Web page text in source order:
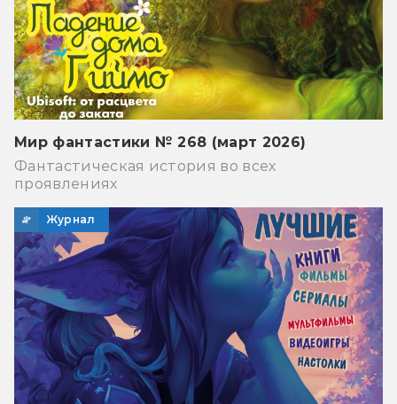
Мир фантастики № 268 (март 2026)
Фантастическая история во всех
проявлениях
Журнал